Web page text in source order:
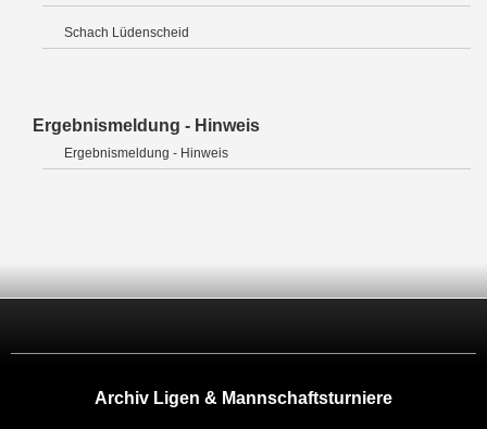
Schach Lüdenscheid
Ergebnismeldung - Hinweis
Ergebnismeldung - Hinweis
Archiv Ligen & Mannschaftsturniere